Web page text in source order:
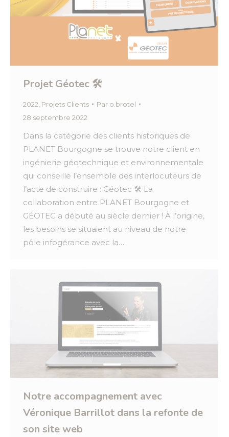
Projet Géotec 🛠️
2022 Projets Clients Par o.brotel
28 septembre 2022
Dans la catégorie des clients historiques de
PLANET Bourgogne se trouve notre client en
ingénierie géotechnique et environnementale
qui conseille l’ensemble des interlocuteurs de
l’acte de construire : Géotec 🛠️ La
collaboration entre PLANET Bourgogne et
GÉOTEC a débuté au siècle dernier ! À l’origine,
les besoins se situaient au niveau de notre
pôle infogérance avec la…
Notre accompagnement avec
Véronique Barrillot dans la refonte de
son site web